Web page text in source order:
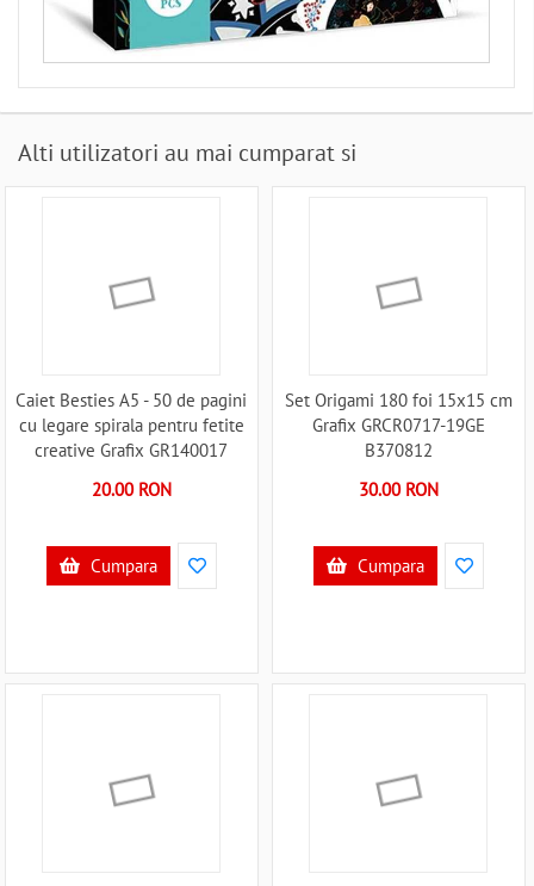
Alti utilizatori au mai cumparat si
Caiet Besties A5 - 50 de pagini
cu legare spirala pentru fetite
creative Grafix GR140017
20.00 RON
Cumpara
Set Origami 180 foi 15x15 cm
Grafix GRCR0717-19GE
B370812
30.00 RON
Cumpara